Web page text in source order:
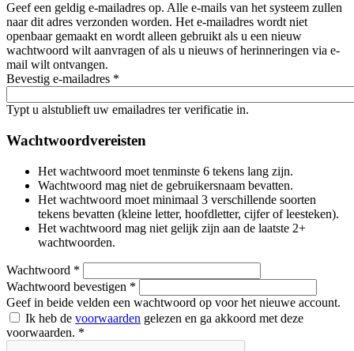
Geef een geldig e-mailadres op. Alle e-mails van het systeem zullen
naar dit adres verzonden worden. Het e-mailadres wordt niet
openbaar gemaakt en wordt alleen gebruikt als u een nieuw
wachtwoord wilt aanvragen of als u nieuws of herinneringen via e-
mail wilt ontvangen.
Bevestig e-mailadres *
Typt u alstublieft uw emailadres ter verificatie in.
Wachtwoordvereisten
Het wachtwoord moet tenminste 6 tekens lang zijn.
Wachtwoord mag niet de gebruikersnaam bevatten.
Het wachtwoord moet minimaal 3 verschillende soorten
tekens bevatten (kleine letter, hoofdletter, cijfer of leesteken).
Het wachtwoord mag niet gelijk zijn aan de laatste 2+
wachtwoorden.
Wachtwoord *
Wachtwoord bevestigen *
Geef in beide velden een wachtwoord op voor het nieuwe account.
Ik heb de voorwaarden gelezen en ga akkoord met deze
voorwaarden. *